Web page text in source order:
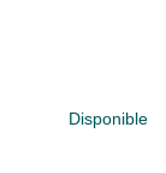
Disponible